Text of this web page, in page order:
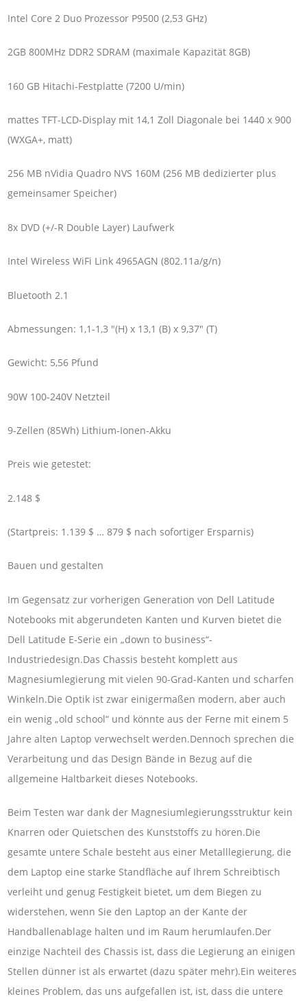
Intel Core 2 Duo Prozessor P9500 (2,53 GHz)
2GB 800MHz DDR2 SDRAM (maximale Kapazität 8GB)
160 GB Hitachi-Festplatte (7200 U/min)
mattes TFT-LCD-Display mit 14,1 Zoll Diagonale bei 1440 x 900
(WXGA+, matt)
256 MB nVidia Quadro NVS 160M (256 MB dedizierter plus
gemeinsamer Speicher)
8x DVD (+/-R Double Layer) Laufwerk
Intel Wireless WiFi Link 4965AGN (802.11a/g/n)
Bluetooth 2.1
Abmessungen: 1,1-1,3 "(H) x 13,1 (B) x 9,37" (T)
Gewicht: 5,56 Pfund
90W 100-240V Netzteil
9-Zellen (85Wh) Lithium-Ionen-Akku
Preis wie getestet:
2.148 $
(Startpreis: 1.139 $ … 879 $ nach sofortiger Ersparnis)
Bauen und gestalten
Im Gegensatz zur vorherigen Generation von Dell Latitude
Notebooks mit abgerundeten Kanten und Kurven bietet die
Dell Latitude E-Serie ein „down to business“-
Industriedesign.Das Chassis besteht komplett aus
Magnesiumlegierung mit vielen 90-Grad-Kanten und scharfen
Winkeln.Die Optik ist zwar einigermaßen modern, aber auch
ein wenig „old school“ und könnte aus der Ferne mit einem 5
Jahre alten Laptop verwechselt werden.Dennoch sprechen die
Verarbeitung und das Design Bände in Bezug auf die
allgemeine Haltbarkeit dieses Notebooks.
Beim Testen war dank der Magnesiumlegierungsstruktur kein
Knarren oder Quietschen des Kunststoffs zu hören.Die
gesamte untere Schale besteht aus einer Metalllegierung, die
dem Laptop eine starke Standfläche auf Ihrem Schreibtisch
verleiht und genug Festigkeit bietet, um dem Biegen zu
widerstehen, wenn Sie den Laptop an der Kante der
Handballenablage halten und im Raum herumlaufen.Der
einzige Nachteil des Chassis ist, dass die Legierung an einigen
Stellen dünner ist als erwartet (dazu später mehr).Ein weiteres
kleines Problem, das uns aufgefallen ist, ist, dass die untere